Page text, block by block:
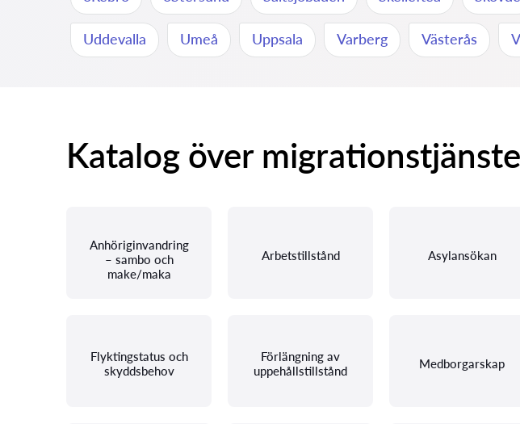
Uddevalla Umeå Uppsala Varberg Västerås
Katalog över
Anhöriginvandring
– sambo och
make/maka
Arbetstillstånd Asylansökan
Flyktingstatus och
skyddsbehov
Förlängning av
uppehållstillstånd
Medborgarskap